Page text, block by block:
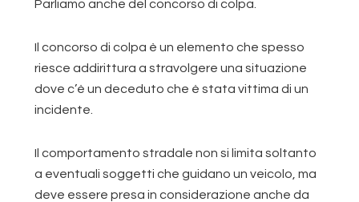
Parliamo anche del concorso di colpa.
Il concorso di colpa è un elemento che spesso
riesce addirittura a stravolgere una situazione
dove c’è un deceduto che è stata vittima di un
incidente.
Il comportamento stradale non si limita soltanto
a eventuali soggetti che guidano un veicolo, ma
deve essere presa in considerazione anche da